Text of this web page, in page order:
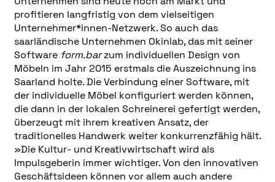
profitieren langfristig von dem vielseitigen
Unternehmer*innen-Netzwerk. So auch das
saarländische Unternehmen Okinlab, das mit seiner
Software form.barzum individuellen Design von
Möbeln im Jahr 2015 erstmals die Auszeichnung ins
Saarland holte. Die Verbindung einer Software, mit
der individuelle Möbel konfiguriert werden können,
die dann in der lokalen Schreinerei gefertigt werden,
überzeugt mit ihrem kreativen Ansatz, der
traditionelles Handwerk weiter konkurrenzfähig hält.
»Die Kultur- und Kreativwirtschaft wird als
Impulsgeberin immer wichtiger. Von den innovativen
Geschäftsideen können vor allem auch andere